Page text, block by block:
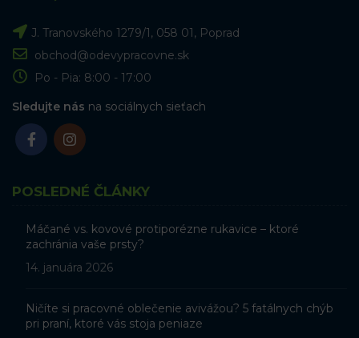
J. Tranovského 1279/1, 058 01, Poprad
obchod@odevypracovne.sk
Po - Pia: 8:00 - 17:00
Sledujte nás na sociálnych sieťach
POSLEDNÉ ČLÁNKY
Máčané vs. kovové protiporézne rukavice – ktoré
zachránia vaše prsty?
14. januára 2026
Ničíte si pracovné oblečenie avivážou? 5 fatálnych chýb
pri praní, ktoré vás stoja peniaze